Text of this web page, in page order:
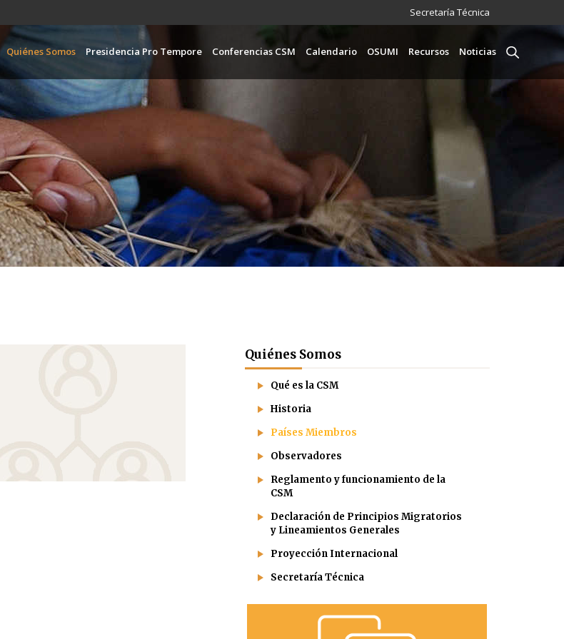
al
principal
Secretaría Técnica
Navegación principal
Quiénes Somos Presidencia Pro Tempore Conferencias CSM Calendario OSUMI Recursos Noticias
Quiénes Somos
Qué es la CSM
Historia
Países Miembros
Observadores
Reglamento y funcionamiento de la
CSM
Declaración de Principios Migratorios
y Lineamientos Generales
Proyección Internacional
Secretaría Técnica